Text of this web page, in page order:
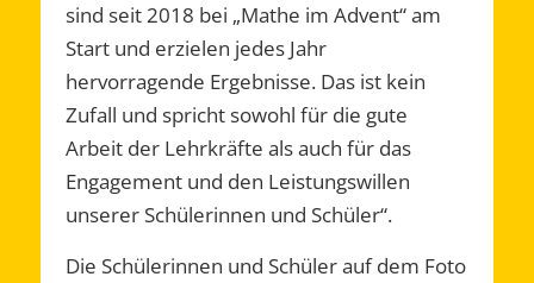
sind seit 2018 bei „Mathe im Advent“ am
Start und erzielen jedes Jahr
hervorragende Ergebnisse. Das ist kein
Zufall und spricht sowohl für die gute
Arbeit der Lehrkräfte als auch für das
Engagement und den Leistungswillen
unserer Schülerinnen und Schüler“.
Die Schülerinnen und Schüler auf dem Foto